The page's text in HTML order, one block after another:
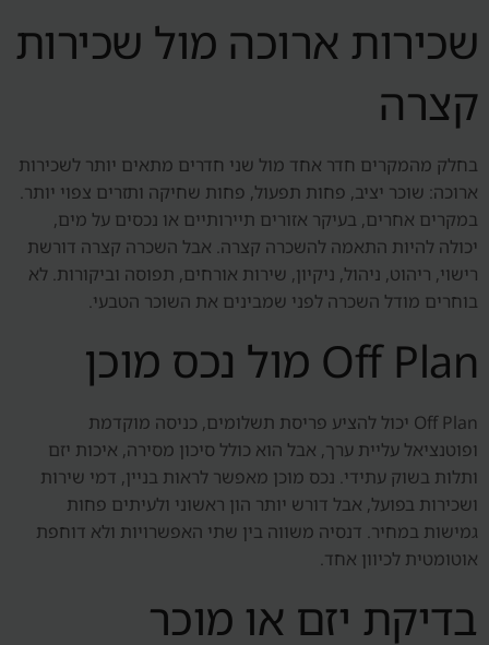
שכירות ארוכה מול שכירות
קצרה
בחלק מהמקרים חדר אחד מול שני חדרים מתאים יותר לשכירות
ארוכה: שוכר יציב, פחות תפעול, פחות שחיקה ותזרים צפוי יותר.
במקרים אחרים, בעיקר אזורים תיירותיים או נכסים על מים,
יכולה להיות התאמה להשכרה קצרה. אבל השכרה קצרה דורשת
רישוי, ריהוט, ניהול, ניקיון, שירות אורחים, תפוסה וביקורות. לא
בוחרים מודל השכרה לפני שמבינים את השוכר הטבעי.
Off Plan מול נכס מוכן
Off Plan יכול להציע פריסת תשלומים, כניסה מוקדמת
ופוטנציאל עליית ערך, אבל הוא כולל סיכון מסירה, איכות יזם
ותלות בשוק עתידי. נכס מוכן מאפשר לראות בניין, דמי שירות
ושכירות בפועל, אבל דורש יותר הון ראשוני ולעיתים פחות
גמישות במחיר. דנסיה משווה בין שתי האפשרויות ולא דוחפת
אוטומטית לכיוון אחד.
בדיקת יזם או מוכר